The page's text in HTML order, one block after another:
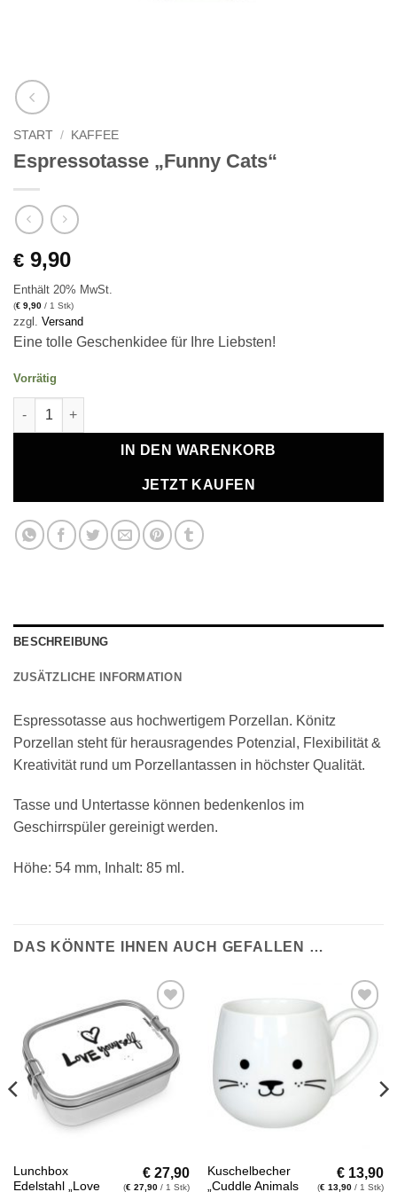
START / KAFFEE
Espressotasse „Funny Cats“
€ 9,90
Enthält 20% MwSt.
(€ 9,90 / 1 Stk)
zzgl. Versand
Eine tolle Geschenkidee für Ihre Liebsten!
Vorrätig
Espressotasse "Funny Cats" Menge
IN DEN WARENKORB
JETZT KAUFEN
BESCHREIBUNG
ZUSÄTZLICHE INFORMATION
Espressotasse aus hochwertigem Porzellan. Könitz
Porzellan steht für herausragendes Potenzial, Flexibilität &
Kreativität rund um Porzellantassen in höchster Qualität.
Tasse und Untertasse können bedenkenlos im
Geschirrspüler gereinigt werden.
Höhe: 54 mm, Inhalt: 85 ml.
DAS KÖNNTE IHNEN AUCH GEFALLEN …
Auf die
Wunschliste
Lunchbox
Edelstahl „Love
€ 27,90
(€ 27,90 / 1 Stk)
Auf die
Wunschliste
Kuschelbecher
„Cuddle Animals
€ 13,90
(€ 13,90 / 1 Stk)